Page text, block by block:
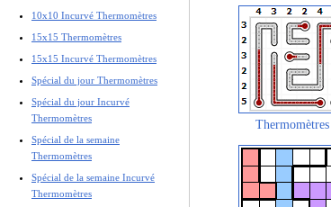
10x10 Incurvé Thermomètres
15x15 Thermomètres
15x15 Incurvé Thermomètres
Spécial du jour Thermomètres
Spécial du jour Incurvé
Thermomètres
Spécial de la semaine
Thermomètres
Spécial de la semaine Incurvé
Thermomètres
Thermomètres